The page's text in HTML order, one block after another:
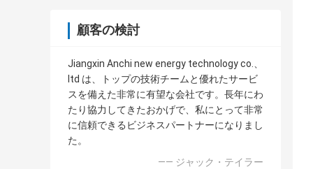
顧客の検討
Jiangxin Anchi new energy technology co.、
ltd は、トップの技術チームと優れたサービ
スを備えた非常に有望な会社です。長年にわ
たり協力してきたおかげで、私にとって非常
に信頼できるビジネスパートナーになりまし
た。
—— ジャック・テイラー